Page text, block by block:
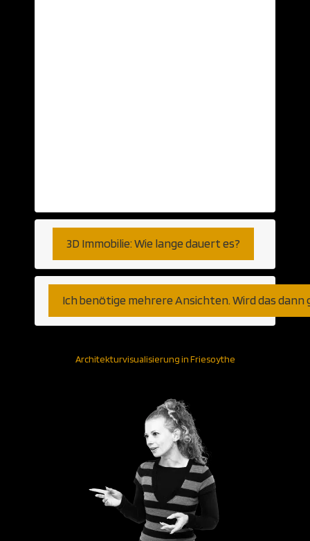
3D Immobilie: Wie lange dauert es?
Ich benötige mehrere Ansichten. Wird das dann
Architekturvisualisierung in Friesoythe